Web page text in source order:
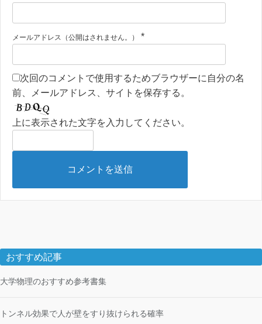
メールアドレス（公開はされません。） *
次回のコメントで使用するためブラウザーに自分の名
前、メールアドレス、サイトを保存する。
上に表示された文字を入力してください。
おすすめ記事
大学物理のおすすめ参考書集
トンネル効果で人が壁をすり抜けられる確率